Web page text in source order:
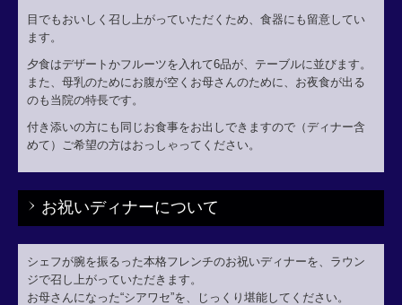
目でもおいしく召し上がっていただくため、食器にも留意してい
ます。
夕食はデザートかフルーツを入れて6品が、テーブルに並びます。
また、母乳のためにお腹が空くお母さんのために、お夜食が出る
のも当院の特長です。
付き添いの方にも同じお食事をお出しできますので（ディナー含
めて）ご希望の方はおっしゃってください。
お祝いディナーについて
シェフが腕を振るった本格フレンチのお祝いディナーを、ラウン
ジで召し上がっていただきます。
お母さんになった“シアワセ”を、じっくり堪能してください。